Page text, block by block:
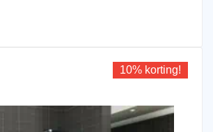
10% korting!